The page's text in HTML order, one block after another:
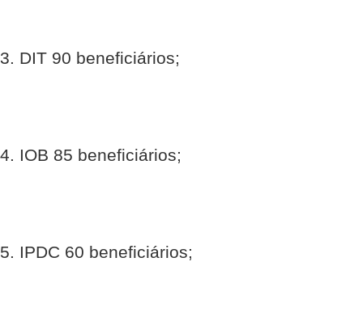
3. DIT 90 beneficiários;
4. IOB 85 beneficiários;
5. IPDC 60 beneficiários;